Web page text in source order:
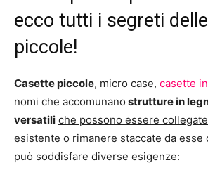
ecco tutti i segreti
piccole!
Casette piccole, micro case, casette
nomi che accomunano strutture in
versatili che possono essere collegate
esistente o rimanere staccate da esse
può soddisfare diverse esigenze: